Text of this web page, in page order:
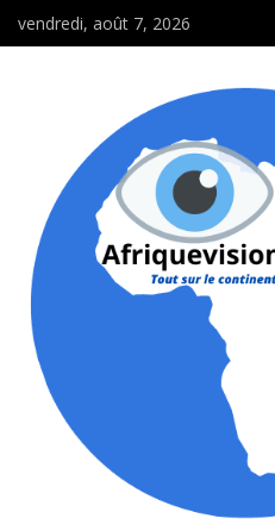
vendredi, août 7, 2026